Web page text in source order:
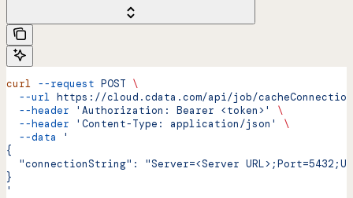
curl --request POST \
  --url
https://cloud.cdata.com/api/job/cacheConnection
  --header
'Authorization: Bearer <token>'
\
  --header
'Content-Type: application/json'
\
  --data
'
{
"connectionString": "Server=<Server
}
'